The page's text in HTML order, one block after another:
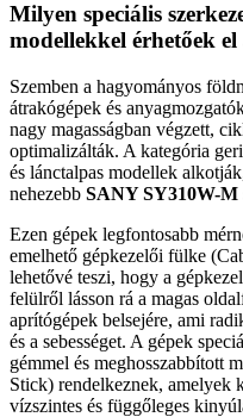
Milyen speciális
modellekkel érhetőek
Szemben a hagyományos
átrakógépek és
nagy magasságban végzett,
optimalizálták. A kategória
és lánctalpas modellek
nehezebb SANY SY310W-M
Ezen gépek legfontosabb
emelhető gépkezelői fülke
lehetővé teszi, hogy a
felülről lásson rá a magas
aprítógépek belsejére, ami
és a sebességet. A gépek
gémmel és meghosszabbított
Stick) rendelkeznek, amelyek
vízszintes és függőleges